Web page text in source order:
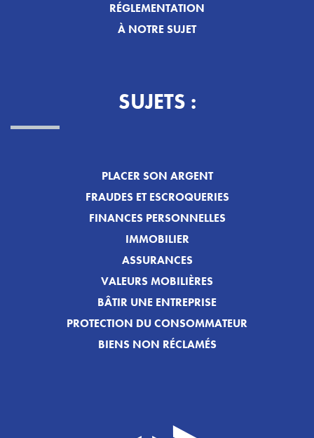
RÉGLEMENTATION
À NOTRE SUJET
SUJETS :
PLACER SON ARGENT
FRAUDES ET ESCROQUERIES
FINANCES PERSONNELLES
IMMOBILIER
ASSURANCES
VALEURS MOBILIÈRES
BÂTIR UNE ENTREPRISE
PROTECTION DU CONSOMMATEUR
BIENS NON RÉCLAMÉS